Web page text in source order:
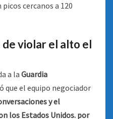
cercanos a 120
de violar el alto el
a la Guardia
que el equipo negociador
y el
los Estados Unidos. por